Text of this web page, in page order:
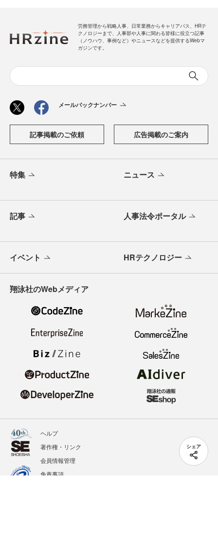
シェア
労務管理から戦略人事、日常業務からキャリアパス、HRテ
クノロジーまで、人事部や人事に関わる皆様に役立つ記事
（ノウハウ、事例など）やニュースなどを提供するWebマ
ガジンです。
メールバックナンバー
記事掲載のご依頼 広告掲載のご案内
特集 ニュース
記事 人事法令ポータル
イベント HRテクノロジー
翔泳社のWebメディア
ヘルプ
著作権・リンク
会員情報管理
免責事項